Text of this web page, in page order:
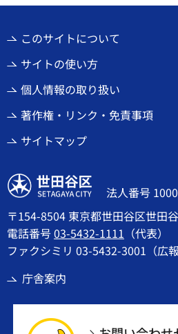
このサイトについて
サイトの使い方
個人情報の取り扱い
著作権・リンク・免責事項
サイトマップ
世田谷区
法人番号
〒154-8504 東京都世田谷区世田
電話番号03-5432-1111 （代表）
ファクシミリ 03-5432-3001（広報
庁舎案内